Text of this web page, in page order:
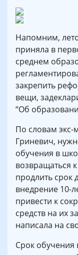
Напомним,
приняла в
среднем
закрепить
вещи,
“Об
По словам
Гриневич,
обучения в
возвращаться
продлить срок
внедрение 10-
привести к
средств на их
написала на
Срок обучения